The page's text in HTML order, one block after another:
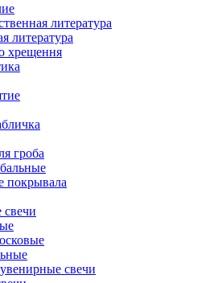
литература
литература
хрещення
гроба
покрывала
свечи